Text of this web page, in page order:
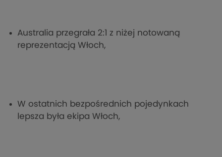
Australia przegrała 2:1 z niżej notowaną
reprezentacją Włoch,
W ostatnich bezpośrednich pojedynkach
lepsza była ekipa Włoch,